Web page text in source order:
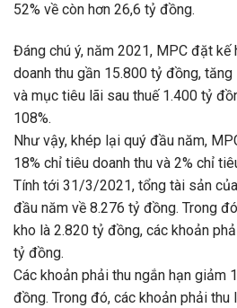
52% về còn hơn 26,6 tỷ đồng.
Đáng chú ý, năm 2021, MPC đặt
doanh thu gần 15.800 tỷ đồng,
và mục tiêu lãi sau thuế 1.400 tỷ
108%.
Như vậy, khép lại quý đầu năm,
18% chỉ tiêu doanh thu và 2% chỉ
Tính tới 31/3/2021, tổng tài sản
đầu năm về 8.276 tỷ đồng. Trong
kho là 2.820 tỷ đồng, các khoản
tỷ đồng.
Các khoản phải thu ngắn hạn giảm
đồng. Trong đó, các khoản phải thu